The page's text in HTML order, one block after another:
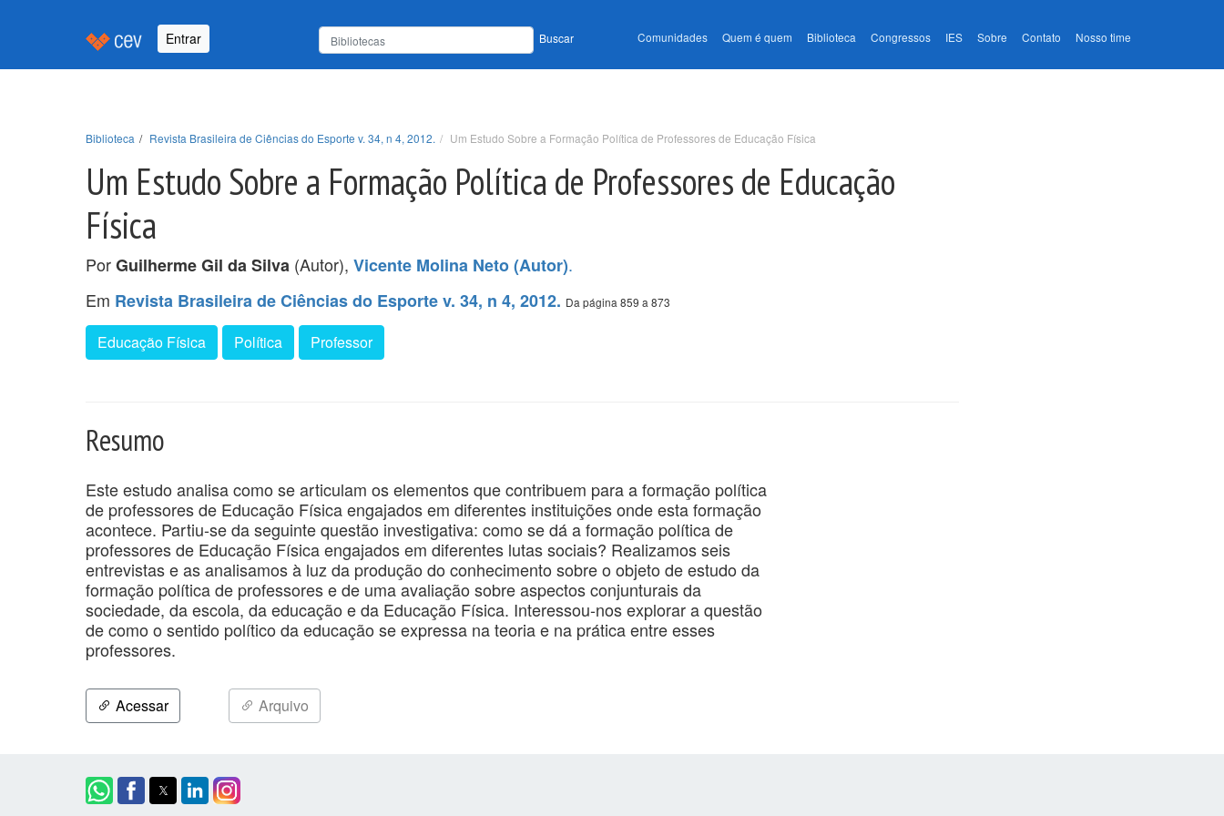
Entrar Buscar Comunidades Quem é quem Biblioteca Congressos IES Sobre Contato Nosso time
Biblioteca Revista Brasileira de Ciências do Esporte v. 34, n 4, 2012. Um Estudo Sobre a Formação Política de Professores de Educação Física
Um Estudo Sobre a Formação Política de Professores de Educação
Física
PorGuilherme Gil da Silva (Autor), Vicente Molina Neto (Autor).
Em Revista Brasileira de Ciências do Esporte v. 34, n 4, 2012. Da página 859 a 873
Educação Física Política Professor
Resumo
Este estudo analisa como se articulam os elementos que contribuem para a formação política
de professores de Educação Física engajados em diferentes instituições onde esta formação
acontece. Partiu-se da seguinte questão investigativa: como se dá a formação política de
professores de Educação Física engajados em diferentes lutas sociais? Realizamos seis
entrevistas e as analisamos à luz da produção do conhecimento sobre o objeto de estudo da
formação política de professores e de uma avaliação sobre aspectos conjunturais da
sociedade, da escola, da educação e da Educação Física. Interessou-nos explorar a questão
de como o sentido político da educação se expressa na teoria e na prática entre esses
professores.
Acessar Arquivo